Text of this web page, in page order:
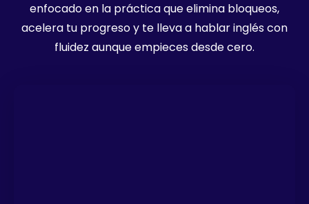
enfocado en la práctica que elimina bloqueos,
acelera tu progreso y te lleva a hablar inglés con
fluidez aunque empieces desde cero.